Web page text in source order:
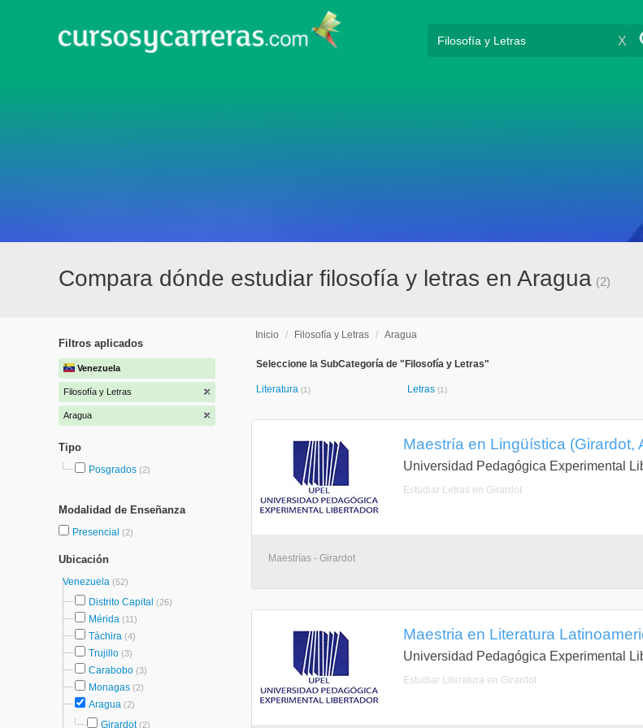
X
Compara dónde estudiar filosofía y letras en Aragua (2)
Filtros aplicados
Venezuela
Filosofía y Letras
Aragua
Tipo
Posgrados (2)
Modalidad de Enseñanza
Presencial (2)
Ubicación
Venezuela (52)
Distrito Capital (26)
Mérida (11)
Táchira (4)
Trujillo (3)
Carabobo (3)
Monagas (2)
Aragua (2)
Girardot(2)
Inicio / Filosofía y Letras / Aragua
Seleccione la SubCategoría de "Filosofía y Letras"
Literatura (1) Letras (1)
Maestría en Lingüística (Girardot,
Universidad Pedagógica Experimental
Estudiar Letras en Girardot
Maestrías - Girardot
Maestria en Literatura
Universidad Pedagógica Experimental
Estudiar Literatura en Girardot